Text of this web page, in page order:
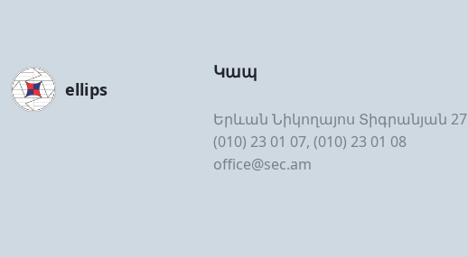
ellips
Կապ
Երևան Նիկողայոս Տիգրանյան 27
(010) 23 01 07, (010) 23 01 08
office@sec.am